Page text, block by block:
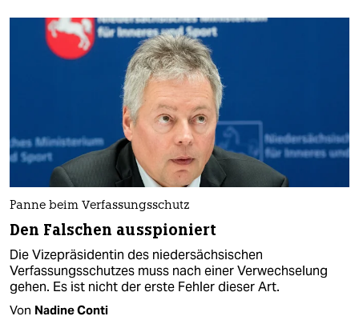
Panne beim Verfassungsschutz
Den Falschen ausspioniert
Die Vizepräsidentin des niedersächsischen
Verfassungsschutzes muss nach einer Verwechselung
gehen. Es ist nicht der erste Fehler dieser Art.
Von Nadine Conti